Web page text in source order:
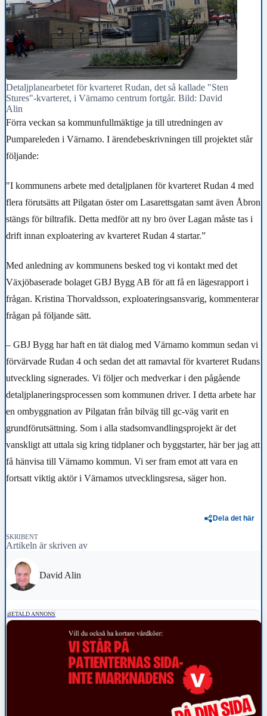
Detaljplanearbetet för kvarteret Rudan, det så kallade "Sten
Stures"-kvarteret, i Värnamo centrum fortgår. Bild: David
Alin
Förra veckan sa kommunfullmäktige ja till utredningen av
Pumpareleden i Värnamo. I ärendebeskrivningen till projektet står
följande:
"I kommunens arbete med detaljplanen för kvarteret Rudan 4 med
flera förutsätts att Pilgatan öster om Lasarettsgatan samt även Åbron
stängs för biltrafik. Detta medför att ny bro över Lagan måste tas i
drift innan exploatering av kvarteret Rudan 4 startar.”
Med anledning av kommunens besked tog vi kontakt med det
Växjöbaserade bolaget GBJ Bygg AB för att få en lägesrapport i
frågan. Kristina Thorvaldsson, exploateringsansvarig, kommenterar
frågan på följande sätt.
– GBJ Bygg har haft en tät dialog med Värnamo kommun sedan vi
förvärvade Rudan 4 och sedan det att ramavtal för kvarteret Rudans
utveckling signerades. Vi följer och medverkar i den pågående
detaljplaneringsprocessen som kommunen driver. I detta arbete har
en ombyggnation av Pilgatan från bilväg till gc-väg varit en
grundförutsättning. Som i alla stadsomvandlingsprojekt är det
vanskligt att uttala sig kring tidplaner och byggstarter, här ber jag att
få hänvisa till Värnamo kommun. Vi ser fram emot att vara en
fortsatt viktig aktör i Värnamos utvecklingsresa, säger hon.
Dela det här
SKRIBENT
Artikeln är skriven av
David Alin
BETALD ANNONS